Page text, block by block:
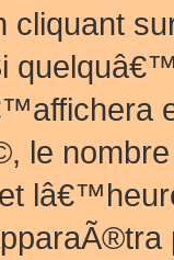
cliquant
le